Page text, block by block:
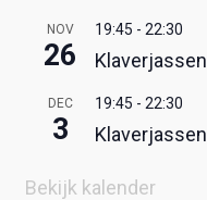
NOV
26
19:45 - 22:30
Klaverjassen
DEC
3
19:45 - 22:30
Klaverjassen
Bekijk kalender